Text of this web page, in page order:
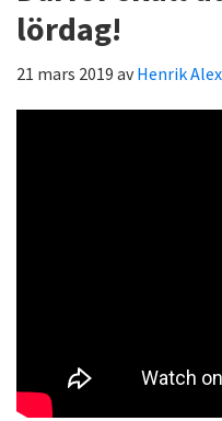
lördag!
21 mars 2019 avHenrik